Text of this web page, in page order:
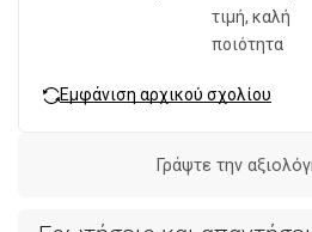
τιμή, καλή
ποιότητα
Εμφάνιση αρχικού σχολίου
Γράψτε την